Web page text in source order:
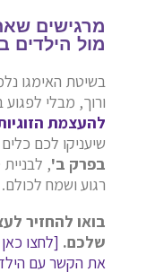
מרגישים
מול הילדים
בשיטת האימגו
ורוך, מבלי
להעצמת
שיעניקו לכם
בפרק ב',
רגוע ושמח לכולם.
בואו להחזיר
שלכם. [לחצו
את הקשר עם